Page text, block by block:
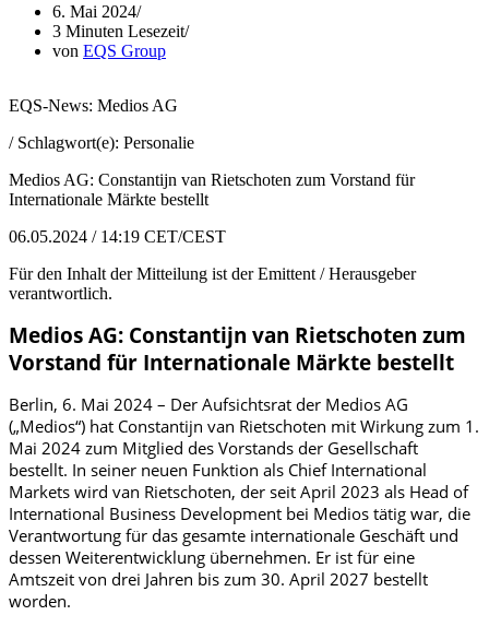
6. Mai 2024
3 Minuten Lesezeit
von EQS Group
EQS-News: Medios AG
/ Schlagwort(e): Personalie
Medios AG: Constantijn van Rietschoten zum Vorstand für
Internationale Märkte bestellt
06.05.2024 / 14:19 CET/CEST
Für den Inhalt der Mitteilung ist der Emittent / Herausgeber
verantwortlich.
Medios AG: Constantijn van Rietschoten zum
Vorstand für Internationale Märkte bestellt
Berlin, 6. Mai 2024 – Der Aufsichtsrat der Medios AG
(„Medios“) hat Constantijn van Rietschoten mit Wirkung zum 1.
Mai 2024 zum Mitglied des Vorstands der Gesellschaft
bestellt. In seiner neuen Funktion als Chief International
Markets wird van Rietschoten, der seit April 2023 als Head of
International Business Development bei Medios tätig war, die
Verantwortung für das gesamte internationale Geschäft und
dessen Weiterentwicklung übernehmen. Er ist für eine
Amtszeit von drei Jahren bis zum 30. April 2027 bestellt
worden.